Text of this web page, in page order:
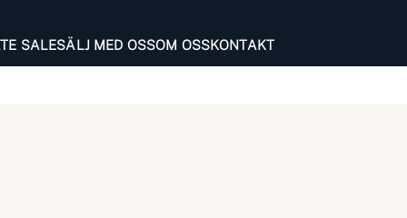
SALESÄLJ MED OSSOM OSSKONTAKT